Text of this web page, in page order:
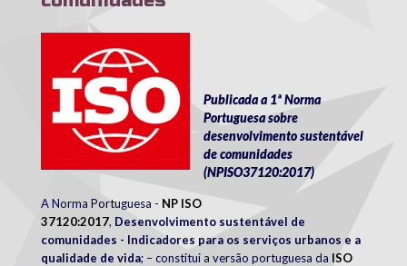
Publicada a 1ª Norma
Portuguesa sobre
desenvolvimento sustentável
de comunidades
(NPISO37120:2017)
A Norma Portuguesa - NP ISO
37120:2017, Desenvolvimento sustentável de
comunidades - Indicadores para os serviços urbanos e a
qualidade de vida; – constitui a versão portuguesa da ISO